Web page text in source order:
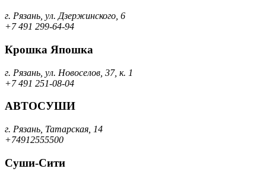
г. Рязань, ул. Дзержинского, 6
+7 491 299-64-94
Крошка Япошка
г. Рязань, ул. Новоселов, 37, к. 1
+7 491 251-08-04
АВТОСУШИ
г. Рязань, Татарская, 14
+74912555500
Суши-Сити